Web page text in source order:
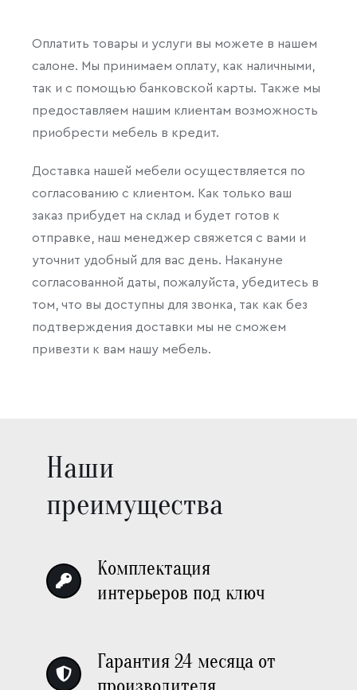
Оплатить товары и услуги вы можете в нашем
салоне. Мы принимаем оплату, как наличными,
так и с помощью банковской карты. Также мы
предоставляем нашим клиентам возможность
приобрести мебель в кредит.
Доставка нашей мебели осуществляется по
согласованию с клиентом. Как только ваш
заказ прибудет на склад и будет готов к
отправке, наш менеджер свяжется с вами и
уточнит удобный для вас день. Накануне
согласованной даты, пожалуйста, убедитесь в
том, что вы доступны для звонка, так как без
подтверждения доставки мы не сможем
привезти к вам нашу мебель.
Наши
преимущества
Комплектация
интерьеров под ключ
Гарантия 24 месяца от